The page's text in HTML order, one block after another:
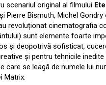
scenariul original al filmului
Pierre Bismuth, Michel
revoluționat cinematografia
sunt elemente foarte
și deopotrivă sofisticat,
și pentru tehnicile
care se leagă de numele lui
Matrix.